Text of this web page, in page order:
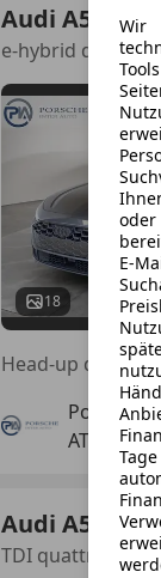
Audi A5
e-hybrid quattro
18
Porsche
AT-5020
Audi A5
TDI quattro
Wir
E-